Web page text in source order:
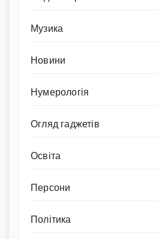
Музика
Новини
Нумерологія
Огляд гаджетів
Освіта
Персони
Політика